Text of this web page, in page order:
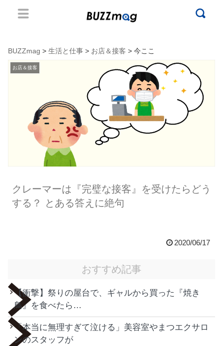
BUZZmag > 生活と仕事 > お店＆接客 > 今ここ
お店＆接客
クレーマーは『完璧な接客』を受けたらどう
する？ とある答えに絶句
2020/06/17
おすすめ記事
【衝撃】祭りの屋台で、ギャルから買った『焼き
鳥』を食べたら…
「本当に無理すぎて泣ける」美容室やまつエクサロ
ンのスタッフが